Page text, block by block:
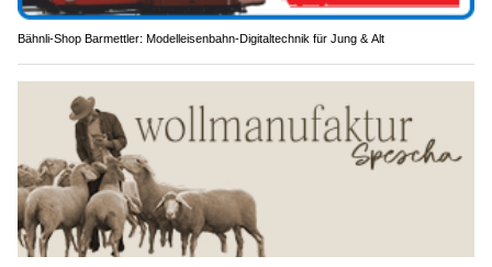
Bähnli-Shop Barmettler: Modelleisenbahn-Digitaltechnik für Jung & Alt